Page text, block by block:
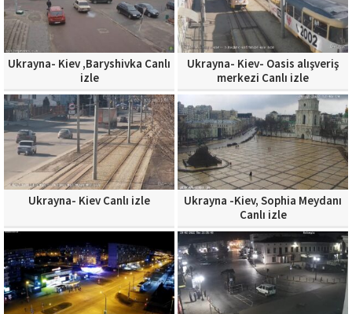
Ukrayna- Kiev ,Baryshivka Canlı
izle
Ukrayna- Kiev- Oasis alışveriş
merkezi Canlı izle
Ukrayna- Kiev Canlı izle
Ukrayna -Kiev, Sophia Meydanı
Canlı izle